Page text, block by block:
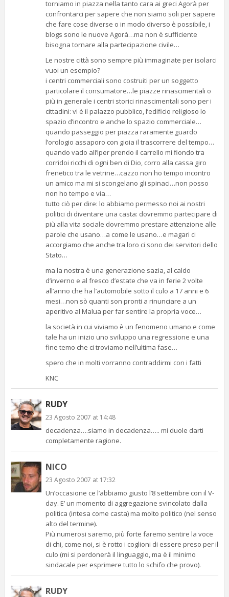
torniamo in piazza nella tanto cara ai greci Agorà per
confrontarci per sapere che non siamo soli per sapere
che fare cose diverse o in modo diverso è possibile, i
blogs sono le nuove Agorà…ma non è sufficiente
bisogna tornare alla partecipazione civile…
Le nostre città sono sempre più immaginate per isolarci
vuoi un esempio?
i centri commerciali sono costruiti per un soggetto
particolare il consumatore…le piazze rinascimentali o
più in generale i centri storici rinascimentali sono per i
cittadini: vi è il palazzo pubblico, l’edificio religioso lo
spazio d’incontro e anche lo spazio commerciale…
quando passeggio per piazza raramente guardo
l’orologio assaporo con gioia il trascorrere del tempo…
quando vado all’Iper prendo il carrello mi fiondo tra
corridoi ricchi di ogni ben di Dio, corro alla cassa giro
frenetico tra le vetrine…cazzo non ho tempo incontro
un amico ma mi si scongelano gli spinaci…non posso
non ho tempo e via…
tutto ciò per dire: lo abbiamo permesso noi ai nostri
politici di diventare una casta: dovremmo partecipare di
più alla vita sociale dovremmo prestare attenzione alle
parole che usano…a come le usano…e magari ci
accorgiamo che anche tra loro ci sono dei servitori dello
Stato…
ma la nostra è una generazione sazia, al caldo
d’inverno e al fresco d’estate che va in ferie 2 volte
all’anno che ha l’automobile sotto il culo a 17 anni e 6
mesi…non sò quanti son pronti a rinunciare a un
aperitivo al Malua per far sentire la propria voce…
la società in cui viviamo è un fenomeno umano e come
tale ha un inizio uno sviluppo una regressione e una
fine temo che ci troviamo nell’ultima fase…
spero che in molti vorranno contraddirmi con i fatti
KNC
RUDY
23 Agosto 2007 at 14:48
decadenza….siamo in decadenza….. mi duole darti
completamente ragione.
NICO
23 Agosto 2007 at 17:32
Un’occasione ce l’abbiamo giusto l’8 settembre con il V-
day. E’ un momento di aggregazione svincolato dalla
politica (intesa come casta) ma molto politico (nel senso
alto del termine).
Più numerosi saremo, più forte faremo sentire la voce
di chi, come noi, si è rotto i coglioni di essere preso per il
culo (mi si perdonerà il linguaggio, ma è il minimo
sindacale per esprimere tutto lo schifo che provo).
RUDY